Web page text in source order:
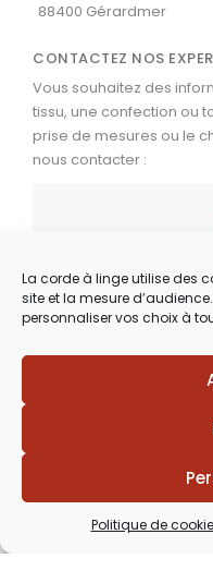
La corde à linge utilise des
site et la mesure
personnaliser vos choix à
Politique de
88400 Gérardmer
CONTACTEZ NOS
Vous souhaitez des
tissu, une confection ou
prise de mesures ou le
nous contacter :
03
Du